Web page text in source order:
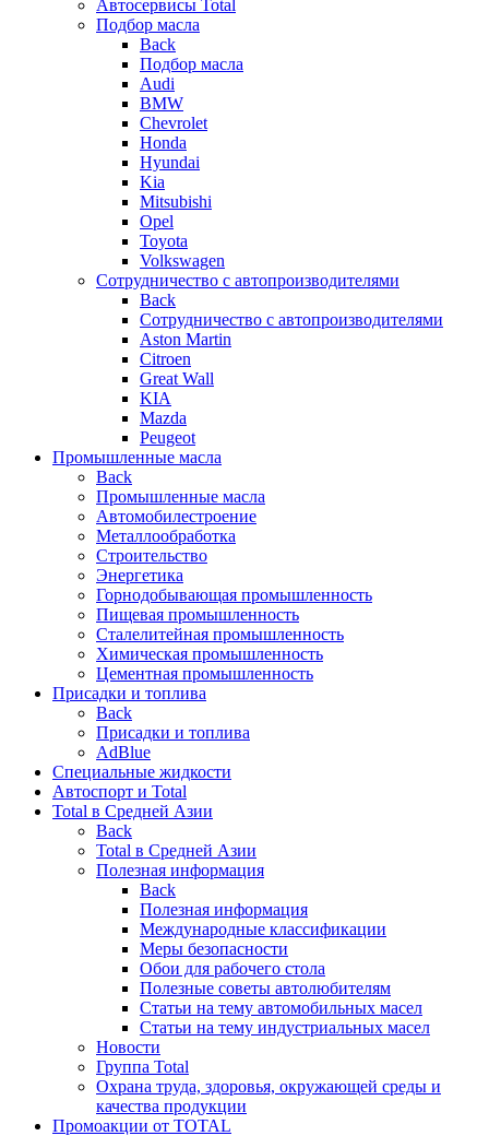
Автосервисы Total
Подбор масла
Back
Подбор масла
Audi
BMW
Chevrolet
Honda
Hyundai
Kia
Mitsubishi
Opel
Toyota
Volkswagen
Сотрудничество с автопроизводителями
Back
Сотрудничество с автопроизводителями
Aston Martin
Citroen
Great Wall
KIA
Mazda
Peugeot
Промышленные масла
Back
Промышленные масла
Автомобилестроение
Металлообработка
Строительство
Энергетика
Горнодобывающая промышленность
Пищевая промышленность
Сталелитейная промышленность
Химическая промышленность
Цементная промышленность
Присадки и топлива
Back
Присадки и топлива
AdBlue
Специальные жидкости
Автоспорт и Total
Total в Средней Азии
Back
Total в Средней Азии
Полезная информация
Back
Полезная информация
Международные классификации
Меры безопасности
Обои для рабочего стола
Полезные советы автолюбителям
Статьи на тему автомобильных масел
Статьи на тему индустриальных масел
Новости
Группа Total
Охрана труда, здоровья, окружающей среды и
качества продукции
Промоакции от TOTAL